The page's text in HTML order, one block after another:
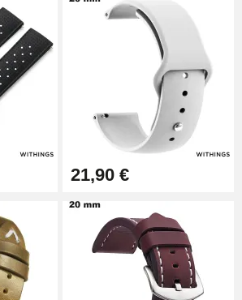
Kit pour Raccourcir Bracelet
Montre
7,90 €
Kit Réparation Montre Débutant
Pied à Coulisse Numérique
9,90 €
Kit Horlogerie Débutant
21,90 €